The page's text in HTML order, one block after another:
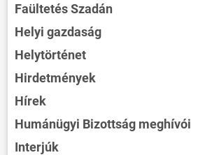
Faültetés Szadán
Helyi gazdaság
Helytörténet
Hirdetmények
Hírek
Humánügyi Bizottság meghívói
Interjúk